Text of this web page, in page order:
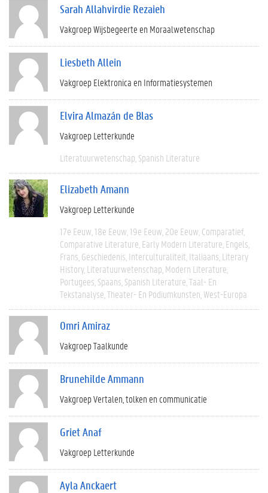
Sarah Allahvirdie Rezaieh
Vakgroep Wijsbegeerte en Moraalwetenschap
Liesbeth Allein
Vakgroep Elektronica en Informatiesystemen
Elvira Almazán de Blas
Vakgroep Letterkunde
Literatuurwetenschap Spanish Literature
Elizabeth Amann
Vakgroep Letterkunde
17e Eeuw 18e Eeuw 19e Eeuw 20e Eeuw Comparatief
Comparative Literature Early Modern Literature Engels
Frans Geschiedenis Interculturaliteit Italiaans Literary
History Literatuurwetenschap Modern Literature
Portugees Spaans Spanish Literature Taal- En
Tekstanalyse Theater- En Podiumkunsten West-Europa
Omri Amiraz
Vakgroep Taalkunde
Brunehilde Ammann
Vakgroep Vertalen, tolken en communicatie
Griet Anaf
Vakgroep Letterkunde
Ayla Anckaert